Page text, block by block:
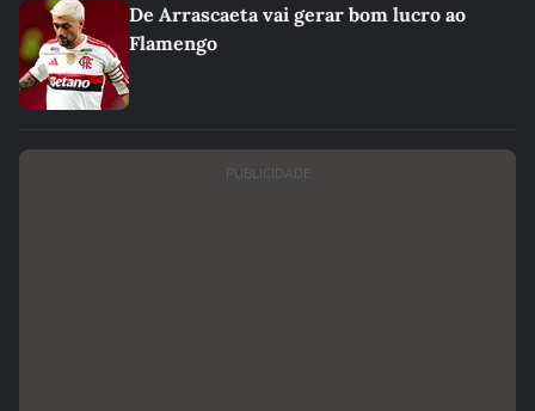
De Arrascaeta vai gerar bom lucro ao
Flamengo
PUBLICIDADE